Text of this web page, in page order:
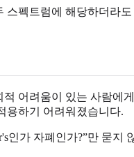
펙트럼에 해당하더라
어려움이 있는 사람에게
용하기 어려워졌습니다.
가 자폐인가?”만 묻지